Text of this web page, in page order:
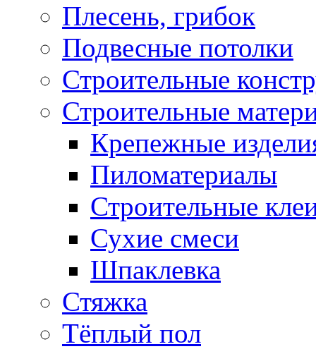
Плесень, грибок
Подвесные потолки
Строительные
Строительные
Крепежные
Пиломатериалы
Строительные
Сухие смеси
Шпаклевка
Стяжка
Тёплый пол